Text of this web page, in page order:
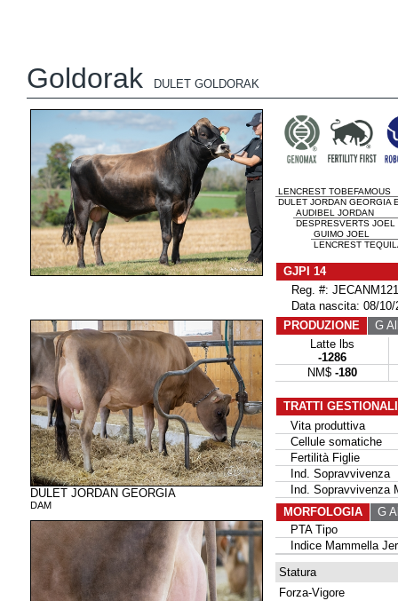
Goldorak DULET GOLDORAK
DULET JORDAN GEORGIA
DAM
LENCREST TOBEFAMOUS
DULET JORDAN GEORGIA
AUDIBEL JORDAN
DESPRESVERTS
GUIMO JOEL
LENCREST
GJPI 14
Reg. #:
Data nascita: 08/10/
PRODUZIONE
G
Latte lbs
-1286
NM$ -180
TRATTI
Vita produttiva
Cellule somatiche
Fertilità Figlie
Ind. Sopravvivenza
Ind. Sopravvivenza
MORFOLOGIA
G
PTA Tipo
Indice Mammella
Statura
Forza-Vigore